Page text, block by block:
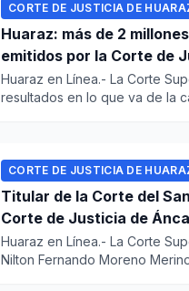
CORTE DE JUSTICIA DE
Huaraz: más de 2
emitidos por la Corte de
Huaraz en Línea.- La Corte
resultados en lo que va de la
CORTE DE JUSTICIA DE
Titular de la Corte del
Corte de Justicia de
Huaraz en Línea.- La Corte
Nilton Fernando Moreno